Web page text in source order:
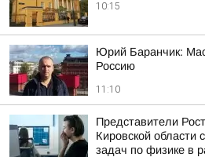
10:15
Юрий Баранчик:
Россию
11:10
Представители
Кировской области
задач по физике в